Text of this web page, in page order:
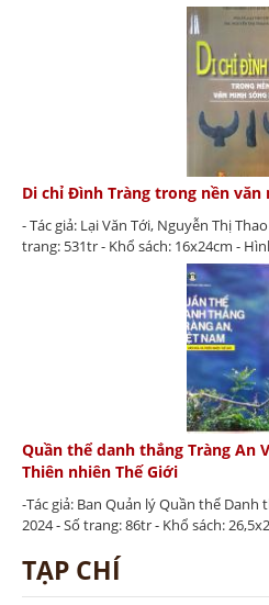
Di chỉ Đình Tràng trong nền văn
- Tác giả: Lại Văn Tới, Nguyễn Thị
trang: 531tr - Khổ sách: 16x24cm -
Quần thể danh thắng Tràng An
Thiên nhiên Thế Giới
-Tác giả: Ban Quản lý Quần thể Danh
2024 - Số trang: 86tr - Khổ sách:
TẠP CHÍ